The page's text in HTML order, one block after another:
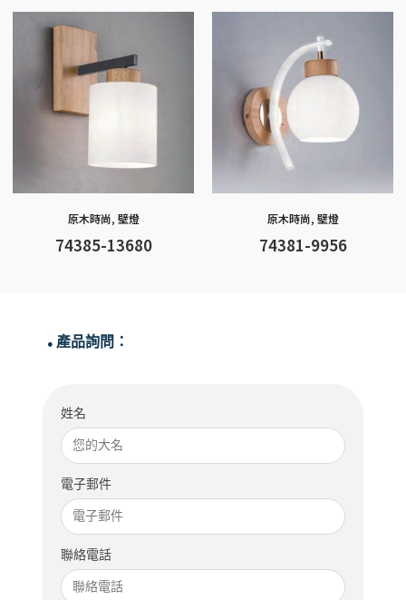
原木時尚, 壁燈
74385-13680
原木時尚, 壁燈
74381-9956
● 產品詢問：
姓名
電子郵件
聯絡電話